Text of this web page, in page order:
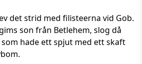
det strid med filisteerna vid Gob.
son från Betlehem, slog då
hade ett spjut med ett skaft